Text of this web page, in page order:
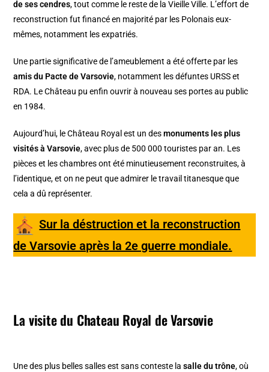
de ses cendres, tout comme le reste de la Vieille Ville. L’effort de
reconstruction fut financé en majorité par les Polonais eux-
mêmes, notamment les expatriés.
Une partie significative de l’ameublement a été offerte par les
amis du Pacte de Varsovie, notamment les défuntes URSS et
RDA. Le Château pu enfin ouvrir à nouveau ses portes au public
en 1984.
Aujourd’hui, le Château Royal est un desmonuments les plus
visités à Varsovie, avec plus de 500 000 touristes par an. Les
pièces et les chambres ont été minutieusement reconstruites, à
l’identique, et on ne peut que admirer le travail titanesque que
cela a dû représenter.
Sur la déstruction et la reconstruction
de Varsovie après la 2e guerre mondiale.
La visite du Chateau Royal de Varsovie
Une des plus belles salles est sans conteste lasalle du trône, où